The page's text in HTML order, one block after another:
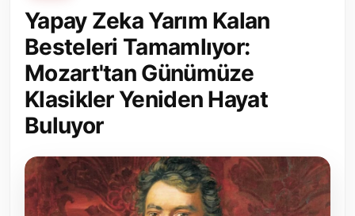
Yerel Yönetimler
Mülki İdare
Toplum ve Yaşam
Kamu Kurumları ve Üst Kurullar
Yapay Zeka Yarım Kalan
Besteleri Tamamlıyor:
Mozart'tan Günümüze
Klasikler Yeniden Hayat
Buluyor